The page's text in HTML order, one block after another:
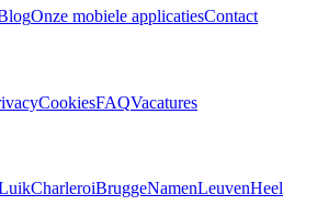
Onze mobiele applicatiesContact
CookiesFAQVacatures
CharleroiBruggeNamenLeuvenHeel